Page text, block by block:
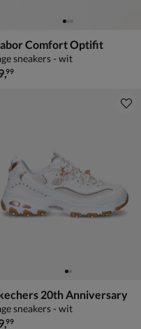
Comfort Optifit
sneakers - wit
,99
20th Anniversary
sneakers - wit
,99